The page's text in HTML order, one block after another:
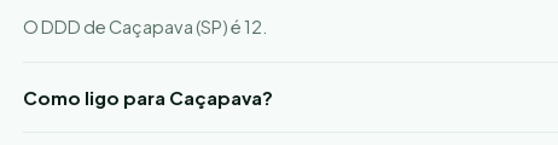
O DDD de Caçapava (SP) é 12.
Como ligo para Caçapava?